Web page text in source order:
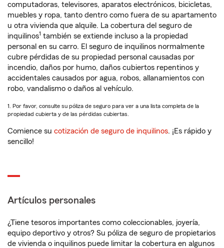
computadoras, televisores, aparatos electrónicos, bicicletas,
muebles y ropa, tanto dentro como fuera de su apartamento
u otra vivienda que alquile. La cobertura del seguro de
inquilinos1 también se extiende incluso a la propiedad
personal en su carro. El seguro de inquilinos normalmente
cubre pérdidas de su propiedad personal causadas por
incendio, daños por humo, daños cubiertos repentinos y
accidentales causados por agua, robos, allanamientos con
robo, vandalismo o daños al vehículo.
1. Por favor, consulte su póliza de seguro para ver a una lista completa de la
propiedad cubierta y de las pérdidas cubiertas.
Comience su cotización de seguro de inquilinos. ¡Es rápido y
sencillo!
Artículos personales
¿Tiene tesoros importantes como coleccionables, joyería,
equipo deportivo y otros? Su póliza de seguro de propietarios
de vivienda o inquilinos puede limitar la cobertura en algunos